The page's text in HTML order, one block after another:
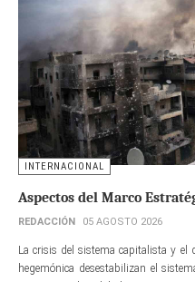
INTERNACIONAL
Aspectos del Marco
REDACCIÓN 05 AGOSTO 2026
La crisis del sistema capitalista y el
hegemónica desestabilizan el